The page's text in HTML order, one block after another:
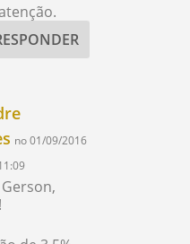
no 01/09/2016